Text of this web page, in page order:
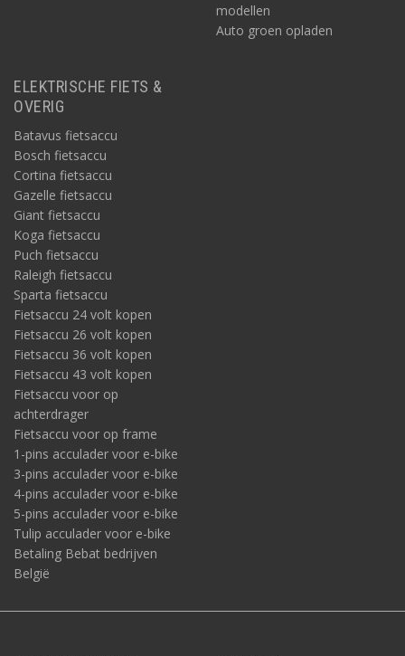
modellen
Auto groen opladen
ELEKTRISCHE FIETS &
OVERIG
Batavus fietsaccu
Bosch fietsaccu
Cortina fietsaccu
Gazelle fietsaccu
Giant fietsaccu
Koga fietsaccu
Puch fietsaccu
Raleigh fietsaccu
Sparta fietsaccu
Fietsaccu 24 volt kopen
Fietsaccu 26 volt kopen
Fietsaccu 36 volt kopen
Fietsaccu 43 volt kopen
Fietsaccu voor op
achterdrager
Fietsaccu voor op frame
1-pins acculader voor e-bike
3-pins acculader voor e-bike
4-pins acculader voor e-bike
5-pins acculader voor e-bike
Tulip acculader voor e-bike
Betaling Bebat bedrijven
België